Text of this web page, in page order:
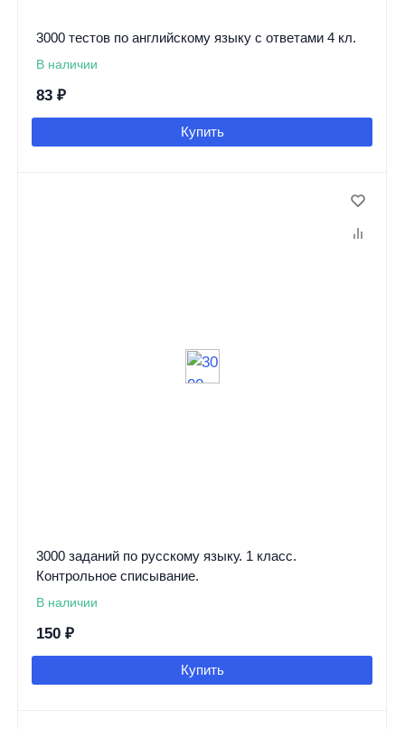
3000 тестов по английскому языку с ответами 4 кл.
В наличии
83 ₽
Купить
3000 заданий по русскому языку. 1 класс.
Контрольное списывание.
В наличии
150 ₽
Купить